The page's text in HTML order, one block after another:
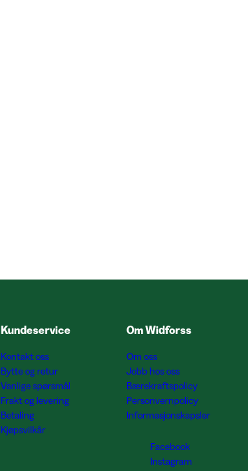
Kundeservice
Kontakt oss
Bytte og retur
Vanlige spørsmål
Frakt og levering
Betaling
Kjøpsvilkår
Om Widforss
Om oss
Jobb hos oss
Bærekraftspolicy
Personvernpolicy
Informasjonskapsler
Facebook
Instagram